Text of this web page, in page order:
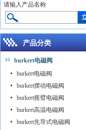
请输入产品名称
产品分类
burkert电磁阀
burkert电磁阀
burkert摆动电磁阀
burkert摇臂电磁阀
burkert高温电磁阀
burkert先导式电磁阀